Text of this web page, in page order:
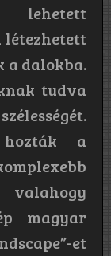
lehetett
létezhetett
a dalokba.
tudva
hozták a
magyar
et